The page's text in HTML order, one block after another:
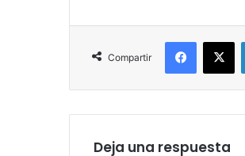
Compartir
Facebook
X
Deja una respuesta